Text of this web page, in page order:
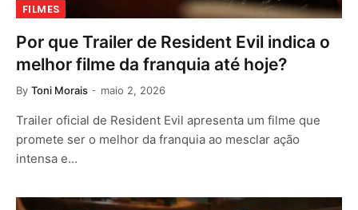
FILMES
Por que Trailer de Resident Evil indica o
melhor filme da franquia até hoje?
By Toni Morais maio 2, 2026
Trailer oficial de Resident Evil apresenta um filme que
promete ser o melhor da franquia ao mesclar ação
intensa e…